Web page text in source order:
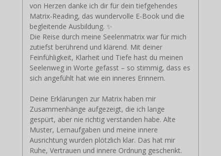
von Herzen danke ich dir für dein tiefgehendes
Matrix-Reading, das wundervolle E-Book und die
begleitende Ausbildung. ✨
Die Reise durch meine Seelenmatrix war für mich
zutiefst berührend und klärend. Mit deiner
Feinfühligkeit, Klarheit und Tiefe hast du meinen
Seelenweg in Worte gefasst – so stimmig, dass es
sich angefühlt hat wie ein inneres Erinnern.
Deine Erklärungen zur Matrix haben mir
Zusammenhänge aufgezeigt, die ich lange
gespürt, aber nie richtig verstanden habe. Alte
Muster, Lernaufgaben und meine innere
Ausrichtung wurden plötzlich klar. Das hat mir
Ruhe, Vertrauen und innere Ordnung geschenkt.